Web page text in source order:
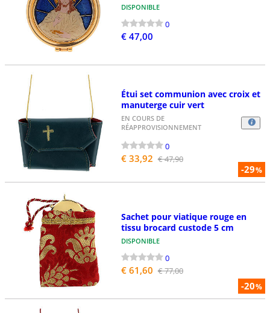
DISPONIBLE
0
€ 47,00
-29%
Étui set communion avec croix et
manuterge cuir vert
EN COURS DE
RÉAPPROVISIONNEMENT
0
€ 33,92 € 47,90
-20%
Sachet pour viatique rouge en
tissu brocard custode 5 cm
DISPONIBLE
0
€ 61,60 € 77,00